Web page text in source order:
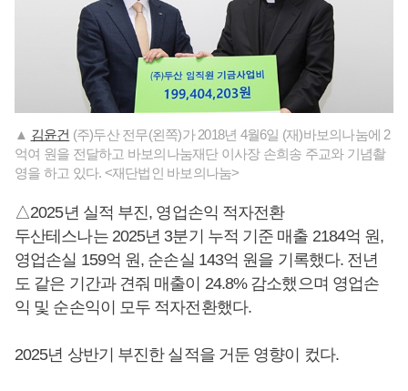
▲ 김윤건 (주)두산 전무(왼쪽)가 2018년 4월6일 (재)바보의나눔에 2
억여 원을 전달하고 바보의나눔재단 이사장 손희송 주교와 기념촬
영을 하고 있다. <재단법인 바보의나눔>
△2025년 실적 부진, 영업손익 적자전환
두산테스나는 2025년 3분기 누적 기준 매출 2184억 원,
영업손실 159억 원, 순손실 143억 원을 기록했다. 전년
도 같은 기간과 견줘 매출이 24.8% 감소했으며 영업손
익 및 순손익이 모두 적자전환했다.
2025년 상반기 부진한 실적을 거둔 영향이 컸다.